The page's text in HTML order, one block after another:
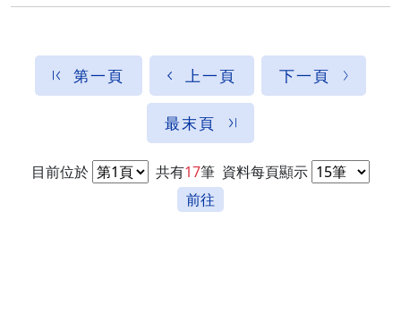
第一頁 上一頁 下一頁
最末頁
目前位於 共有17筆 資料每頁顯示
前往